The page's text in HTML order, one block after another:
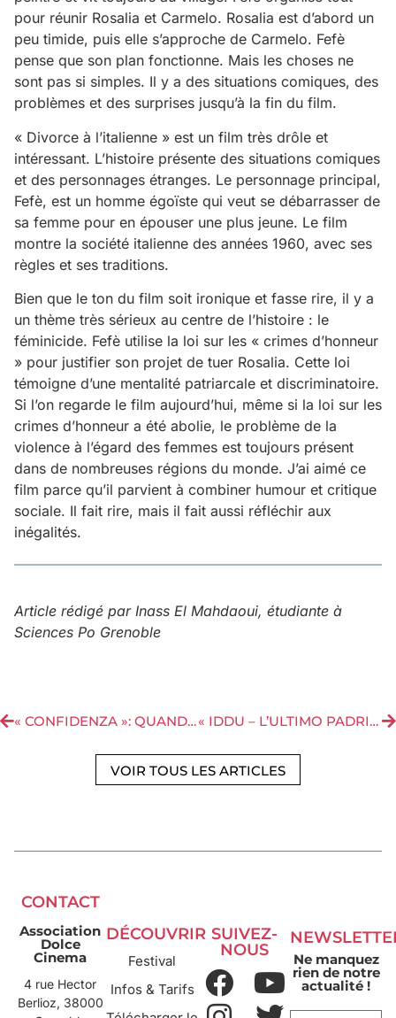
pour réunir Rosalia et Carmelo. Rosalia est d’abord un
peu timide, puis elle s’approche de Carmelo. Fefè
pense que son plan fonctionne. Mais les choses ne
sont pas si simples. Il y a des situations comiques, des
problèmes et des surprises jusqu’à la fin du film.
« Divorce à l’italienne » est un film très drôle et
intéressant. L’histoire présente des situations comiques
et des personnages étranges. Le personnage principal,
Fefè, est un homme égoïste qui veut se débarrasser de
sa femme pour en épouser une plus jeune. Le film
montre la société italienne des années 1960, avec ses
règles et ses traditions.
Bien que le ton du film soit ironique et fasse rire, il y a
un thème très sérieux au centre de l’histoire : le
féminicide. Fefè utilise la loi sur les « crimes d’honneur
» pour justifier son projet de tuer Rosalia. Cette loi
témoigne d’une mentalité patriarcale et discriminatoire.
Si l’on regarde le film aujourd’hui, même si la loi sur les
crimes d’honneur a été abolie, le problème de la
violence à l’égard des femmes est toujours présent
dans de nombreuses régions du monde. J’ai aimé ce
film parce qu’il parvient à combiner humour et critique
sociale. Il fait rire, mais il fait aussi réfléchir aux
inégalités.
Article rédigé par Inass El Mahdaoui, étudiante à
Sciences Po Grenoble
« CONFIDENZA »: QUANDO L’AMORE SI CONFRONTA CON IL SEGRETO « IDDU – L’ULTIMO PADRINO », UN FILM RICCO DI TENSIONE CHE CI MOSTRA UN ALTRO VOLTO DELLA MAFIA
VOIR TOUS LES ARTICLES
CONTACT
Association
Dolce
Cinema
4 rue Hector
Berlioz, 38000
DÉCOUVRIR
Festival
Infos & Tarifs
SUIVEZ-
NOUS
Ne manquez
rien de notre
actualité !